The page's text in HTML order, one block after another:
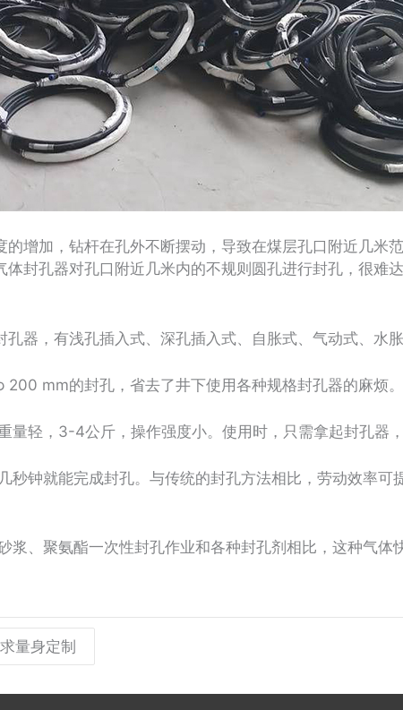
加，钻杆在孔外不断摆动，导致在煤层孔口附近几米
封孔器对孔口附近几米内的不规则圆孔进行封孔，很难
，有浅孔插入式、深孔插入式、自胀式、气动式、水胀
mm的封孔，省去了井下使用各种规格封孔器的麻烦。
轻，3-4公斤，操作强度小。使用时，只需拿起封孔器，
钟就能完成封孔。与传统的封孔方法相比，劳动效率可
、聚氨酯一次性封孔作业和各种封孔剂相比，这种气体
量身定制